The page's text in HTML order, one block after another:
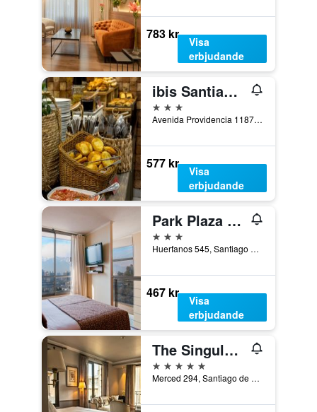
783 kr
Visa
erbjudande
ibis Santiago Providencia
3 stjärnor
Avenida Providencia 1187, Santiago de Chile, Chile
577 kr
Visa
erbjudande
Park Plaza Apart Hotel
3 stjärnor
Huerfanos 545, Santiago de Chile, Chile
467 kr
Visa
erbjudande
The Singular Santiago Lastarria Hotel
5 stjärnor
Merced 294, Santiago de Chile, Chile